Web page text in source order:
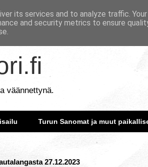
väännettynä.
Turun Sanomat ja muut
27.12.2023
its services and to analyze traffic.
and security metrics to ensure